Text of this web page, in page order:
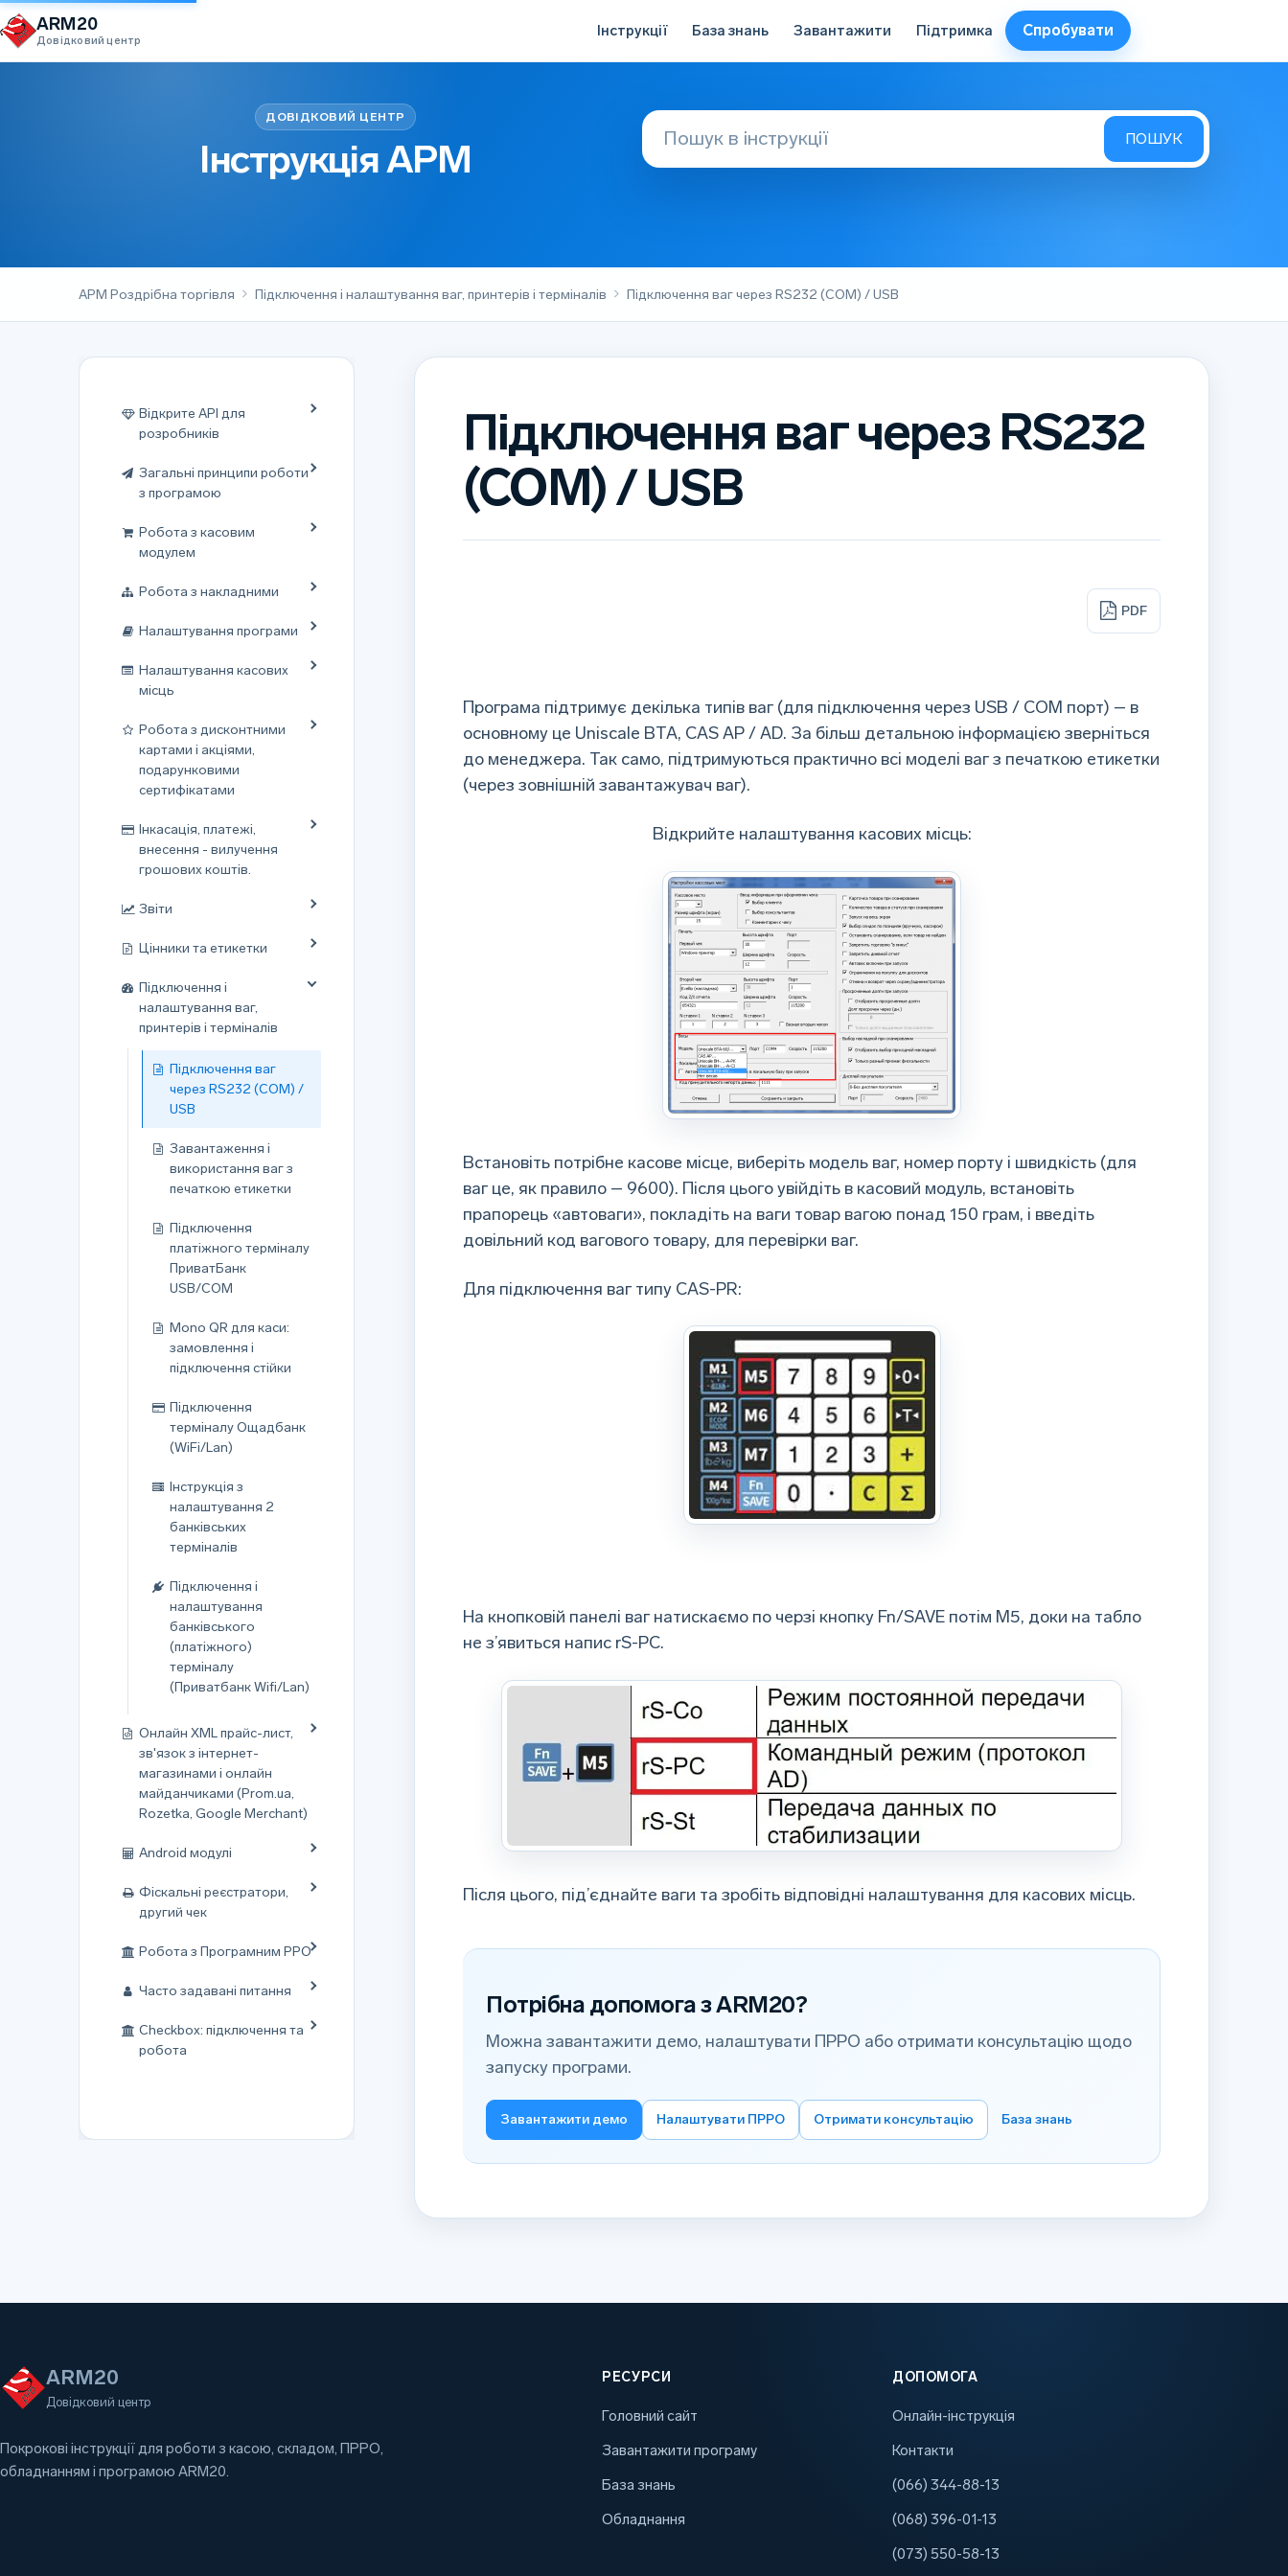
Перейти до вмісту
ARM20
Довідковий центр
Інструкції База знань Завантажити Підтримка Спробувати
Інструкція АРМ
АРМ Роздрібна торгівля Підключення і налаштування ваг, принтерів і терміналів Підключення ваг через RS232 (COM) / USB
Відкрите API для
розробників
Загальні принципи роботи
з програмою
Робота з касовим
модулем
Робота з накладними
Налаштування програми
Налаштування касових
місць
Робота з дисконтними
картами і акціями,
подарунковими
сертифікатами
Інкасація, платежі,
внесення - вилучення
грошових коштів.
Звіти
Цінники та етикетки
Підключення і
налаштування ваг,
принтерів і терміналів
Підключення ваг
через RS232 (COM) /
USB
Завантаження і
використання ваг з
печаткою етикетки
Підключення
платіжного терміналу
ПриватБанк
USB/COM
Mono QR для каси:
замовлення і
підключення стійки
Підключення
терміналу Ощадбанк
(WiFi/Lan)
Інструкція з
налаштування 2
банківських
терміналів
Підключення і
налаштування
банківського
(платіжного)
терміналу
(Приватбанк Wifi/Lan)
Онлайн XML прайс-лист,
зв'язок з інтернет-
магазинами і онлайн
майданчиками (Prom.ua,
Rozetka, Google Merchant)
Android модулі
Фіскальні реєстратори,
другий чек
Робота з Програмним РРО
Часто задавані питання
Checkbox: підключення та
робота
Підключення ваг через RS232
(COM) / USB
PDF
Програма підтримує декілька типів ваг (для підключення через USB / COM порт) – в
основному це Uniscale ВТА, CAS AP / AD. За більш детальною інформацією зверніться
до менеджера. Так само, підтримуються практично всі моделі ваг з печаткою етикетки
(через зовнішній завантажувач ваг).
Відкрийте налаштування касових місць:
Встановіть потрібне касове місце, виберіть модель ваг, номер порту і швидкість (для
ваг це, як правило – 9600). Після цього увійдіть в касовий модуль, встановіть
прапорець «автоваги», покладіть на ваги товар вагою понад 150 грам, і введіть
довільний код вагового товару, для перевірки ваг.
Для підключення ваг типу CAS-PR:
На кнопковій панелі ваг натискаємо по черзі кнопку Fn/SAVE потім М5, доки на табло
не з’явиться напис rS-PC.
Після цього, під’єднайте ваги та зробіть відповідні налаштування для касових місць.
Потрібна допомога з ARM20?
Можна завантажити демо, налаштувати ПРРО або отримати консультацію щодо
запуску програми.
Завантажити демо Налаштувати ПРРО Отримати консультацію База знань
ARM20
Довідковий центр
Покрокові інструкції для роботи з касою, складом, ПРРО,
обладнанням і програмою ARM20.
РЕСУРСИ
Головний сайт
Завантажити програму
База знань
Обладнання
ДОПОМОГА
Онлайн-інструкція
Контакти
(066) 344-88-13
(068) 396-01-13
(073) 550-58-13